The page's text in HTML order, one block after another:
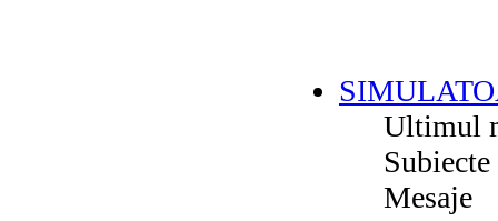
Ultimul
Subiecte
Mesaje